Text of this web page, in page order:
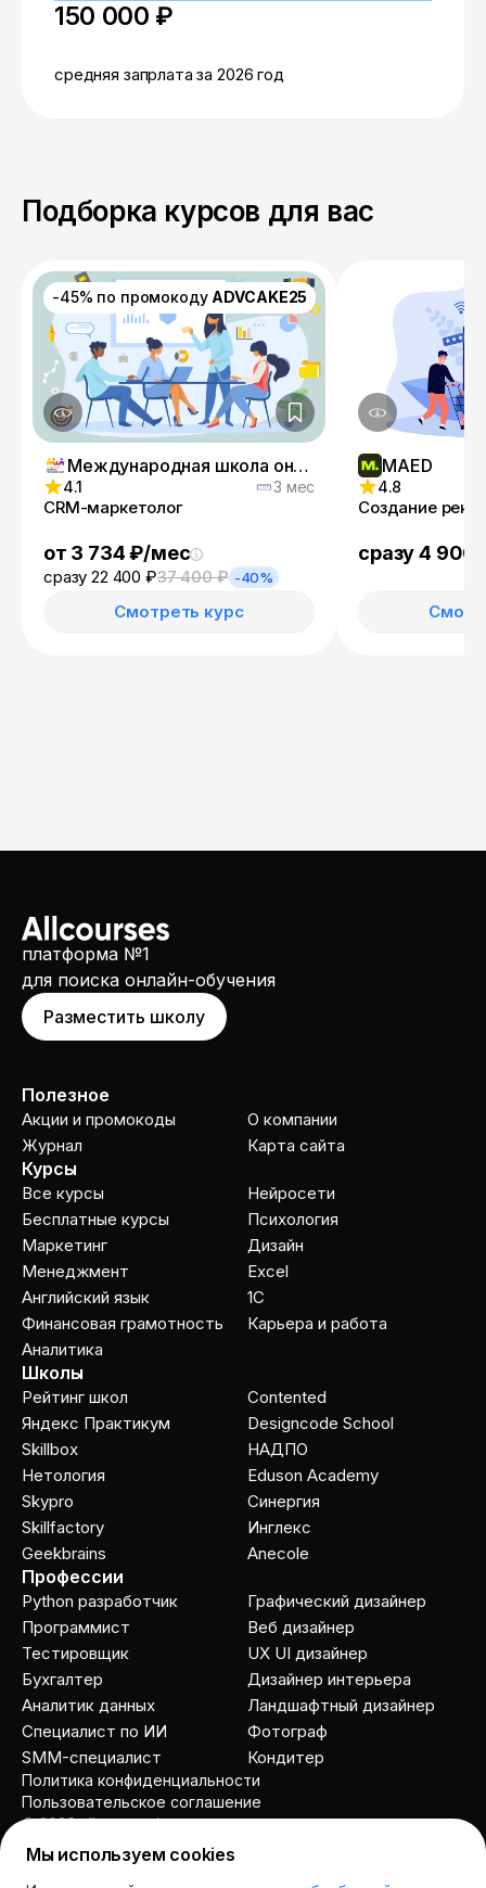
150 000 ₽
средняя запрлата за 2026 год
Подборка курсов для вас
-45% по промокоду ADVCAKE25
Международная школа онлайн-профессий
4.1 3 мес
CRM-маркетолог
от 3 734 ₽/мес
сразу 22 400 ₽37 400 ₽ -40%
Смотреть курс
MAED
4.8
Создание
сразу 4 900
платформа №1
для поиска онлайн-обучения
Разместить школу
Полезное
Акции и промокоды
Журнал
О компании
Карта сайта
Курсы
Все курсы
Бесплатные курсы
Маркетинг
Менеджмент
Английский язык
Финансовая грамотность
Аналитика
Нейросети
Психология
Дизайн
Excel
1C
Карьера и работа
Школы
Рейтинг школ
Яндекс Практикум
Skillbox
Нетология
Skypro
Skillfactory
Geekbrains
Contented
Designcode School
НАДПО
Eduson Academy
Cинергия
Инглекс
Anecole
Профессии
Python разработчик
Программист
Тестировщик
Бухгалтер
Аналитик данных
Специалист по ИИ
SMM-специалист
Графический дизайнер
Веб дизайнер
UX UI дизайнер
Дизайнер интерьера
Ландшафтный дизайнер
Фотограф
Кондитер
© 2026 allcourses.io
Пользовательское соглашение
Политика конфиденциальности
Мы используем cookies